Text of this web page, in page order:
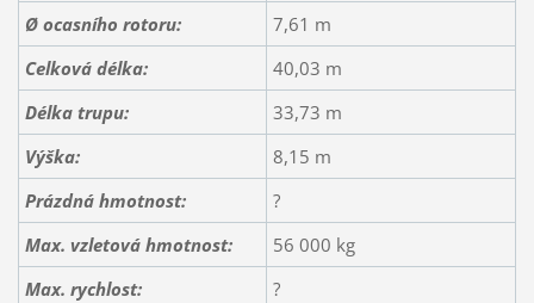
Ø ocasního rotoru:
7,61 m
Celková délka:
40,03 m
Délka trupu:
33,73 m
Výška:
8,15 m
Prázdná hmotnost:
?
Max. vzletová hmotnost:
56 000 kg
Max. rychlost:
?